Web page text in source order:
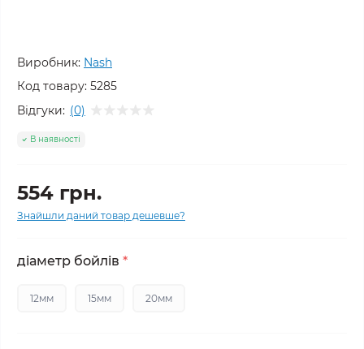
Виробник: Nash
Код товару: 5285
Відгуки: (0)
В наявності
554 грн.
Знайшли даний товар дешевше?
дiаметр бойлiв *
12мм 15мм 20мм